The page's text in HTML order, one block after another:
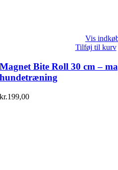
Vis
Tilføj til kurv
Magnet Bite Roll 30 cm –
hundetræning
kr.199,00